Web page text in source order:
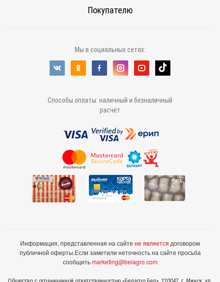
Покупателю
Мы в социальных сетях:
Способы оплаты: наличный и безналичный
расчёт
Информация, представленная на сайте не является договором
публичной оферты.Если заметили неточность на сайте просьба
сообщитьmarketing@belagro.com